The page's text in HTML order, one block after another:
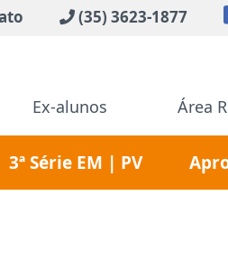
(35) 3623-1877
Ex-alunos Área
3ª Série EM | PV